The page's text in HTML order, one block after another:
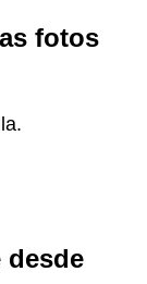
fotos
desde